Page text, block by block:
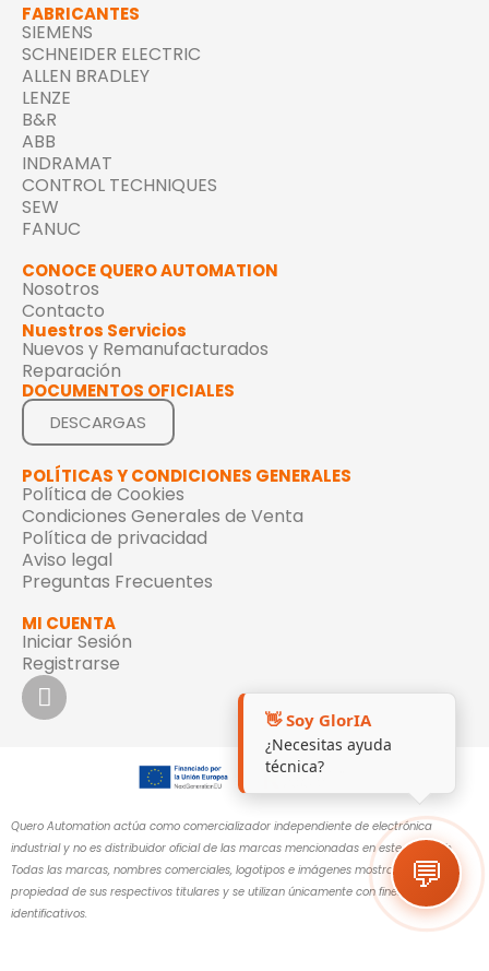
FABRICANTES
SIEMENS
SCHNEIDER ELECTRIC
ALLEN BRADLEY
LENZE
B&R
ABB
INDRAMAT
CONTROL TECHNIQUES
SEW
FANUC
CONOCE QUERO AUTOMATION
Nosotros
Contacto
Nuestros Servicios
Nuevos y Remanufacturados
Reparación
DOCUMENTOS OFICIALES
DESCARGAS
POLÍTICAS Y CONDICIONES GENERALES
Política de Cookies
Condiciones Generales de Venta
Política de privacidad
Aviso legal
Preguntas Frecuentes
MI CUENTA
Iniciar Sesión
Registrarse
👋 Soy GlorIA
¿Necesitas ayuda
técnica?
💬
Quero Automation actúa como comercializador independiente de electrónica
industrial y no es distribuidor oficial de las marcas mencionadas en este sitio web.
Todas las marcas, nombres comerciales, logotipos e imágenes mostrados son
propiedad de sus respectivos titulares y se utilizan únicamente con fines
identificativos.